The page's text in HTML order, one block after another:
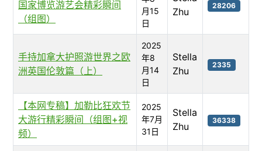
国家博览游艺会精彩瞬间
（组图）
月15
日
Zhu
28206
手持加拿大护照游世界之欧
洲英国伦敦篇（上）
2025
年8
月14
日
Stella
Zhu
2335
【本网专稿】加勒比狂欢节
大游行精彩瞬间（组图+视
频）
2025
年7月
31日
Stella
Zhu
36338